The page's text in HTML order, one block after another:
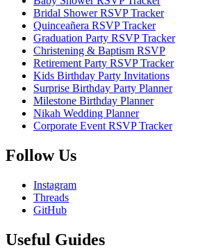
Bridal Shower RSVP Tracker
Quinceañera RSVP Tracker
Graduation Party RSVP Tracker
Christening & Baptism RSVP
Retirement Party RSVP Tracker
Kids Birthday Party Invitations
Surprise Birthday Party Planner
Milestone Birthday Planner
Nikah Wedding Planner
Corporate Event RSVP Tracker
Follow Us
Instagram
Threads
GitHub
Useful Guides